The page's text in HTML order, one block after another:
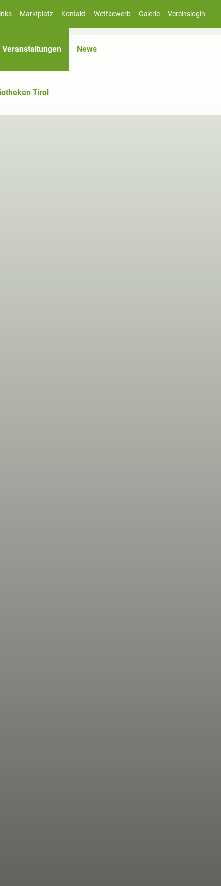
Marktplatz Kontakt Wettbewerb Galerie Vereinslogin
Veranstaltungen(aktiv)News
Tirol